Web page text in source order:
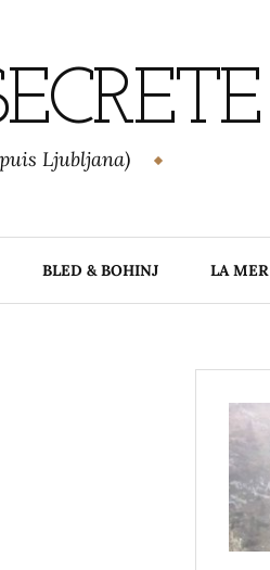
Ljubljana)
BLED & BOHINJ LA MER